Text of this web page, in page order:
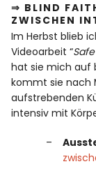
⇒ BLIND
ZWISCHEN
Im Herbst blieb
Videoarbeit “
hat sie mich auf
kommt sie nach
aufstrebenden
intensiv mit